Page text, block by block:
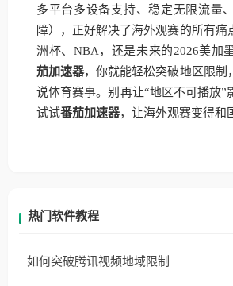
多平台多设备支持、稳定无限流量
障），正好解决了海外观赛的所有痛
洲杯、NBA，还是未来的2026美加
茄加速器，你就能轻松突破地区限制
说体育赛事。别再让“地区不可播放”
试试番茄加速器，让海外观赛变得和
热门软件教程
如何突破腾讯视频地域限制